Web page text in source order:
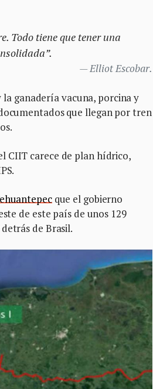
Todo tiene que tener una
Elliot Escobar.
ganadería vacuna, porcina y
que llegan por tren
CIIT carece de plan hídrico,
que el gobierno
de este país de unos 129
de Brasil.